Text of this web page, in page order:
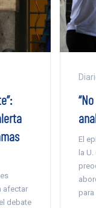
afectar
debate
El
la